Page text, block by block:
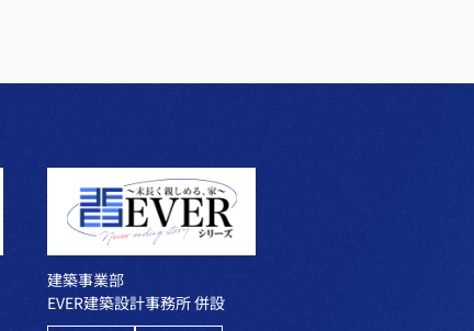
建築事業部
EVER建築設計事務所 併設